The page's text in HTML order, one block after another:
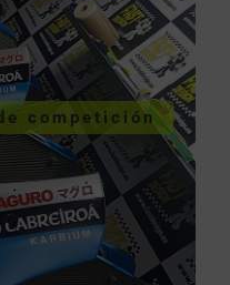
competición
de
MOTOS